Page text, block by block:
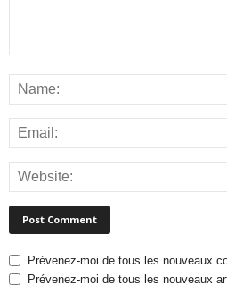
Prévenez-moi de tous les nouveaux
Prévenez-moi de tous les nouveaux